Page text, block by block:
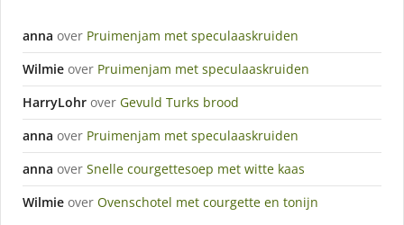
anna over Pruimenjam met speculaaskruiden
Wilmie over Pruimenjam met speculaaskruiden
HarryLohr over Gevuld Turks brood
anna over Pruimenjam met speculaaskruiden
anna over Snelle courgettesoep met witte kaas
Wilmie over Ovenschotel met courgette en tonijn